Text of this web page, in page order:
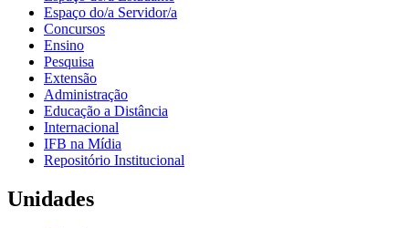
Espaço do/a Servidor/a
Concursos
Ensino
Pesquisa
Extensão
Administração
Educação a Distância
Internacional
IFB na Mídia
Repositório Institucional
Unidades